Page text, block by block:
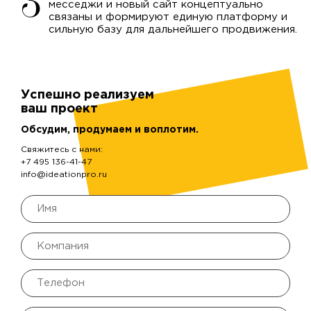
месседжи и новый сайт концептуально
связаны и формируют единую платформу и
сильную базу для дальнейшего продвижения.
Успешно реализуем
ваш проект
Обсудим, продумаем и воплотим.
Свяжитесь с нами:
+7 495 136-41-47
info@ideationpro.ru